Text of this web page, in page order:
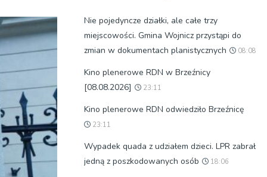
Nie pojedyncze działki, ale całe trzy
miejscowości. Gmina Wojnicz przystąpi do
zmian w dokumentach planistycznych
08:08
Kino plenerowe RDN w Brzeźnicy
[08.08.2026]
23:11
Kino plenerowe RDN odwiedziło Brzeźnicę
23:11
Wypadek quada z udziałem dzieci. LPR zabrał
jedną z poszkodowanych osób
18:06